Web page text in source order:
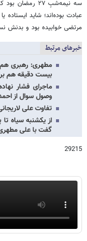
سه نیمه‌شبِ ۲۷
عبادت بوده‌اند؛ شاید
مرتضی خوابیده بود و بدنش
خبرهای مرتبط
مطهری: رهبری هم
بیست دقیقه هم
ماجرای فشار
وصول سوال از
تفاوت علی
از یکشنبه سیاه
گفت با علی
29215